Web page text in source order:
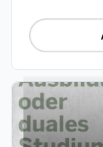
fachlich,
engagieren.